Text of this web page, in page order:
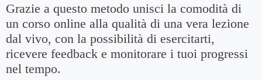
Grazie a questo metodo unisci la comodità di
un corso online alla qualità di una vera lezione
dal vivo, con la possibilità di esercitarti,
ricevere feedback e monitorare i tuoi progressi
nel tempo.